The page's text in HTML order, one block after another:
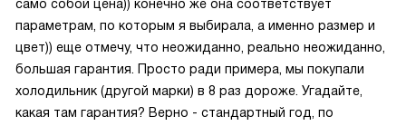
само собой цена)) конечно же она соответствует
параметрам, по которым я выбирала, а именно размер и
цвет)) еще отмечу, что неожиданно, реально неожиданно,
большая гарантия. Просто ради примера, мы покупали
холодильник (другой марки) в 8 раз дороже. Угадайте,
какая там гарантия? Верно - стандартный год, по